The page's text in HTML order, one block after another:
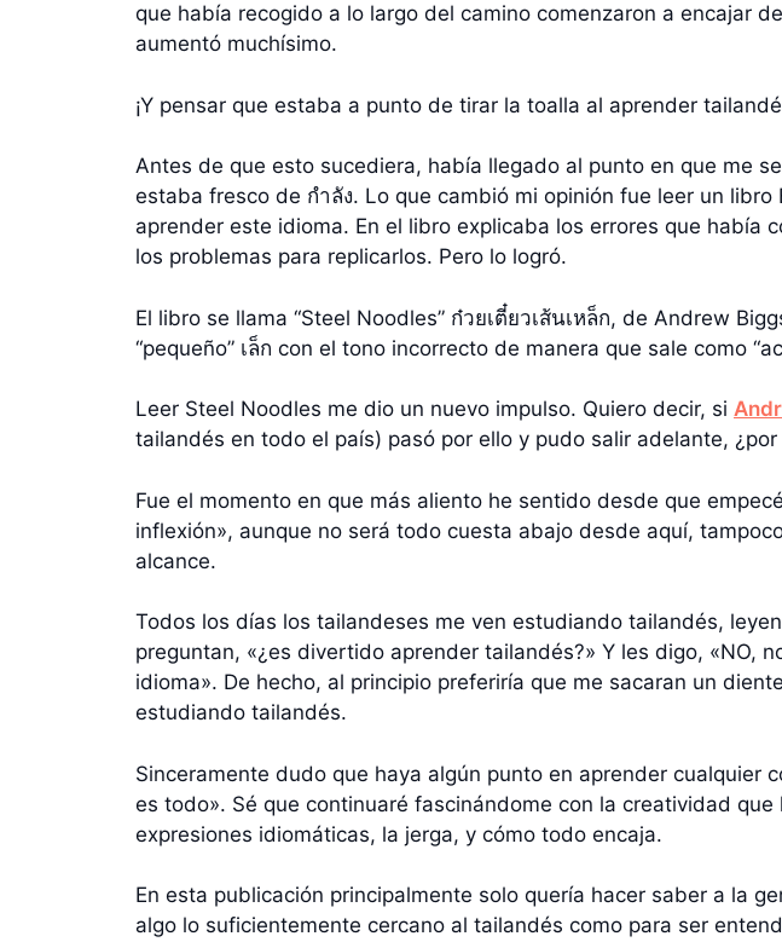
que había recogido a lo largo del camino comenzaron a encajar
aumentó muchísimo.
¡Y pensar que estaba a punto de tirar la toalla al aprender
Antes de que esto sucediera, había llegado al punto en que me
estaba fresco de กำลัง. Lo que cambió mi opinión fue leer un
aprender este idioma. En el libro explicaba los errores que
los problemas para replicarlos. Pero lo logró.
El libro se llama “Steel Noodles” ก๋วยเตี๋ยวเส้นเหล็ก, de Andrew
“pequeño” เล็ก con el tono incorrecto de manera que sale como
Leer Steel Noodles me dio un nuevo impulso. Quiero decir, si
tailandés en todo el país) pasó por ello y pudo salir adelante,
Fue el momento en que más aliento he sentido desde que
inflexión», aunque no será todo cuesta abajo desde aquí,
alcance.
Todos los días los tailandeses me ven estudiando tailandés,
preguntan, «¿es divertido aprender tailandés?» Y les digo,
idioma». De hecho, al principio preferiría que me sacaran un
estudiando tailandés.
Sinceramente dudo que haya algún punto en aprender
es todo». Sé que continuaré fascinándome con la creatividad
expresiones idiomáticas, la jerga, y cómo todo encaja.
En esta publicación principalmente solo quería hacer saber a la
algo lo suficientemente cercano al tailandés como para ser